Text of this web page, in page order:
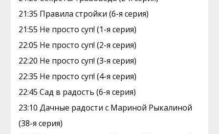
21:35 Правила стройки (6-я серия)
21:55 Не просто суп! (1-я серия)
22:05 Не просто суп! (2-я серия)
22:20 Не просто суп! (3-я серия)
22:35 Не просто суп! (4-я серия)
22:45 Сад в радость (6-я серия)
23:10 Дачные радости с Мариной Рыкалиной
(38-я серия)